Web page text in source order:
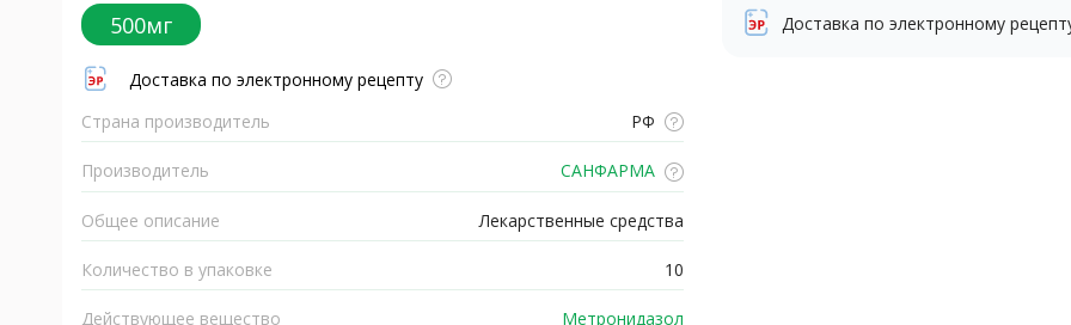
500мг
Доставка по электронному рецепту
Страна производитель
РФ
Производитель САНФАРМА
Общее описание Лекарственные средства
Количество в упаковке 10
Действующее вещество Метронидазол
Доставка по электронному